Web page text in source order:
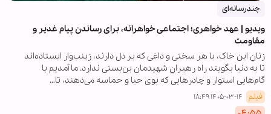
چندرسانه‌ای
ویدیو | عهد خواهری؛ اجتماعی خواهرانه، برای رساندن پیام غدیر و
مقاومت
زنانِ این خاک، با هر سختی و داغی که بر دل دارند، زینب‌وار ایستاده‌اند
تا به دنیا بگویند راه رهبرانِ شهیدمان بن‌بستی ندارد. ما آمدیم با
گام‌هایی استوار و چادرهایی که بوی حیا و حماسه می‌دهند، تا…
فیلم ۱۴۰۵-۰۳-۱۴ ۱۸:۴۹